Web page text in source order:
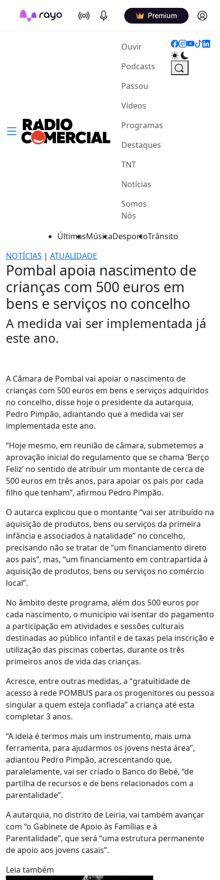
On Air Podcasts Premium Log in
Ouvir(current)
Podcasts
Passou
Vídeos
Programas
Destaques
TNT
Notícias
Somos
Nós
ÚltimasMúsicaDesportoTrânsito
NOTÍCIAS | ATUALIDADE
Pombal apoia nascimento de
crianças com 500 euros em
bens e serviços no concelho
A medida vai ser implementada já
este ano.
A Câmara de Pombal vai apoiar o nascimento de
crianças com 500 euros em bens e serviços adquiridos
no concelho, disse hoje o presidente da autarquia,
Pedro Pimpão, adiantando que a medida vai ser
implementada este ano.
“Hoje mesmo, em reunião de câmara, submetemos a
aprovação inicial do regulamento que se chama ‘Berço
Feliz’ no sentido de atribuir um montante de cerca de
500 euros em três anos, para apoiar os pais por cada
filho que tenham”, afirmou Pedro Pimpão.
O autarca explicou que o montante “vai ser atribuído na
aquisição de produtos, bens ou serviços da primeira
infância e associados à natalidade” no concelho,
precisando não se tratar de “um financiamento direto
aos pais”, mas, “um financiamento em contrapartida à
aquisição de produtos, bens ou serviços no comércio
local”.
No âmbito deste programa, além dos 500 euros por
cada nascimento, o município vai isentar do pagamento
a participação em atividades e sessões culturais
destinadas ao público infantil e de taxas pela inscrição e
utilização das piscinas cobertas, durante os três
primeiros anos de vida das crianças.
Acresce, entre outras medidas, a “gratuitidade de
acesso à rede POMBUS para os progenitores ou pessoa
singular a quem esteja confiada” a criança até esta
completar 3 anos.
“A ideia é termos mais um instrumento, mais uma
ferramenta, para ajudarmos os jovens nesta área”,
adiantou Pedro Pimpão, acrescentando que,
paralelamente, vai ser criado o Banco do Bebé, “de
partilha de recursos e de bens relacionados com a
parentalidade”.
A autarquia, no distrito de Leiria, vai também avançar
com “o Gabinete de Apoio às Famílias e à
Parentalidade”, que será “uma estrutura permanente
de apoio aos jovens casais”.
Leia também